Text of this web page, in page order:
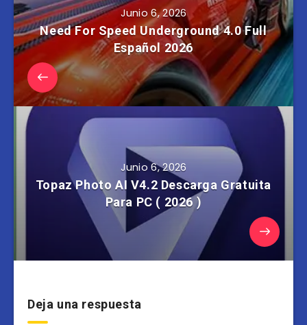
Junio 6, 2026
Need For Speed Underground 4.0 Full
Español 2026
Junio 6, 2026
Topaz Photo AI V4.2 Descarga Gratuita
Para PC ( 2026 )
Deja una respuesta